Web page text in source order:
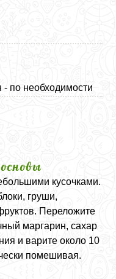
по необходимости
кусочками.
груши,
Переложите
маргарин, сахар
и варите около 10
помешивая.